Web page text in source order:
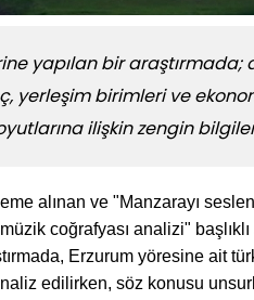
yapılan bir araştırmada;
yerleşim birimleri ve
ilişkin zengin
alınan ve "Manzarayı
coğrafyası analizi"
Erzurum yöresine ait
edilirken, söz konusu